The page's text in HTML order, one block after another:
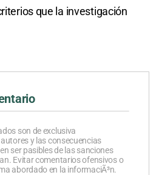
que la investigación
son de exclusiva
y las consecuencias
ser pasibles de las sanciones
Evitar comentarios ofensivos o
abordado en la informaciÃ³n.